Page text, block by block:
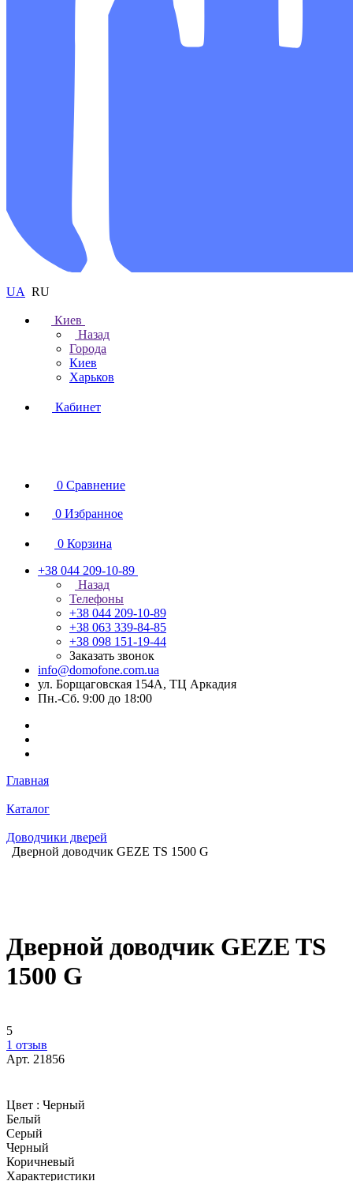
UA RU
Киев
Назад
Города
Киев
Харьков
Кабинет
0 Сравнение
0 Избранное
0 Корзина
+38 044 209-10-89
Назад
Телефоны
+38 044 209-10-89
+38 063 339-84-85
+38 098 151-19-44
Заказать звонок
info@domofone.com.ua
ул. Борщаговская 154А, ТЦ Аркадия
Пн.-Сб. 9:00 до 18:00
Главная
Каталог
Доводчики дверей
Дверной доводчик GEZE TS 1500 G
Дверной доводчик GEZE TS
1500 G
5
1 отзыв
Арт. 21856
Цвет : Черный
Белый
Серый
Черный
Коричневый
Характеристики